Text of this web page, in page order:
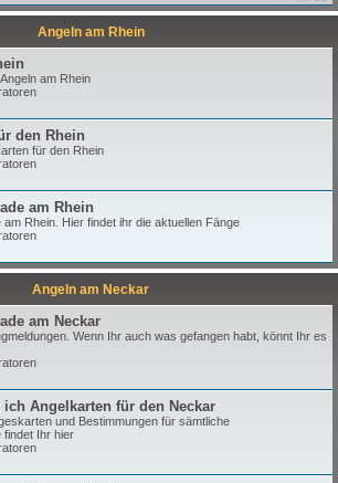
Angeln am Rhein
am Rhein
den Rhein
für den Rhein
am Rhein
Rhein. Hier findet ihr die aktuellen Fänge
Angeln am Neckar
am Neckar
Wenn Ihr auch was gefangen habt, könnt Ihr es
ich Angelkarten für den Neckar
und Bestimmungen für sämtliche
findet Ihr hier